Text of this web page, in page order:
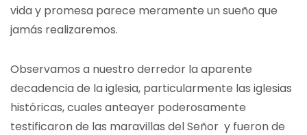
vida y promesa parece meramente un sueño que
jamás realizaremos.
Observamos a nuestro derredor la aparente
decadencia de la iglesia, particularmente las iglesias
históricas, cuales anteayer poderosamente
testificaron de las maravillas del Señor y fueron de